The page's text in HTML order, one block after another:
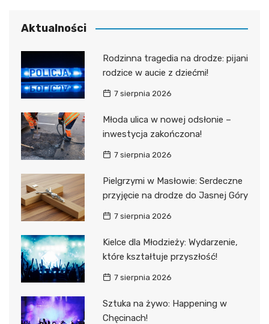
Aktualności
Rodzinna tragedia na drodze: pijani
rodzice w aucie z dziećmi!
7 sierpnia 2026
Młoda ulica w nowej odsłonie –
inwestycja zakończona!
7 sierpnia 2026
Pielgrzymi w Masłowie: Serdeczne
przyjęcie na drodze do Jasnej Góry
7 sierpnia 2026
Kielce dla Młodzieży: Wydarzenie,
które kształtuje przyszłość!
7 sierpnia 2026
Sztuka na żywo: Happening w
Chęcinach!